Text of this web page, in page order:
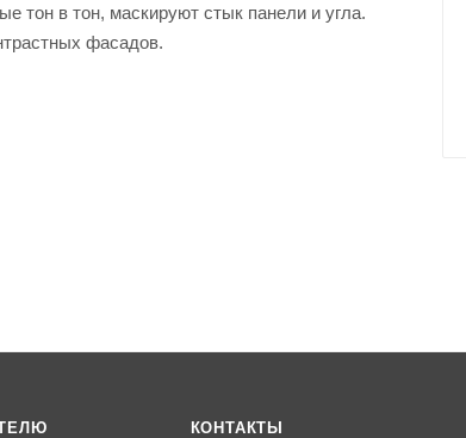
тон в тон, маскируют стык панели и угла.
фасадов.
КОНТАКТЫ